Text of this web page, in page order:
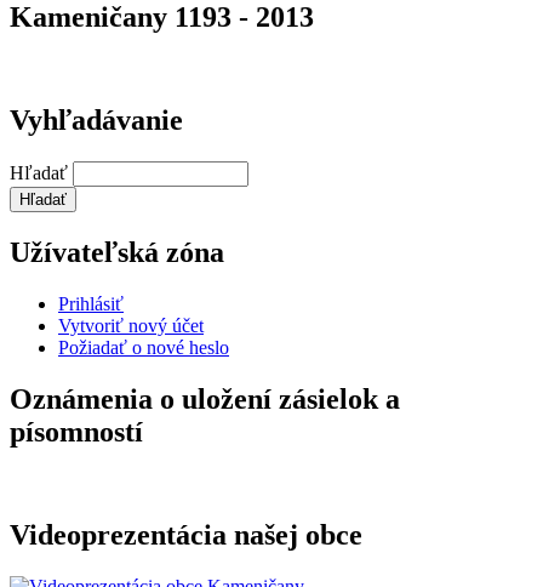
Kameničany 1193 - 2013
Vyhľadávanie
Hľadať
Užívateľská zóna
Prihlásiť
Vytvoriť nový účet
Požiadať o nové heslo
Oznámenia o uložení zásielok a
písomností
Videoprezentácia našej obce